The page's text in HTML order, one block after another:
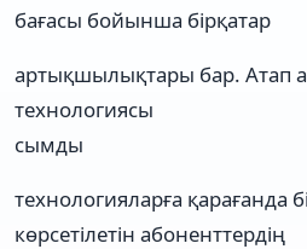
бағасы бойынша бірқатар
артықшылықтары бар. Атап
технологиясы
сымды
технологияларға қарағанда
көрсетілетін абоненттердің